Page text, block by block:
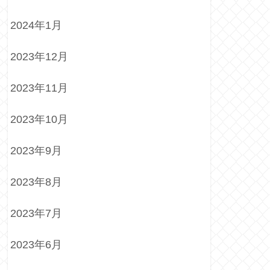
2024年1月
2023年12月
2023年11月
2023年10月
2023年9月
2023年8月
2023年7月
2023年6月